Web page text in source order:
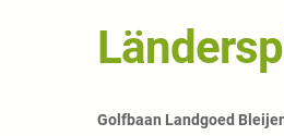
Golfbaan Landgoed